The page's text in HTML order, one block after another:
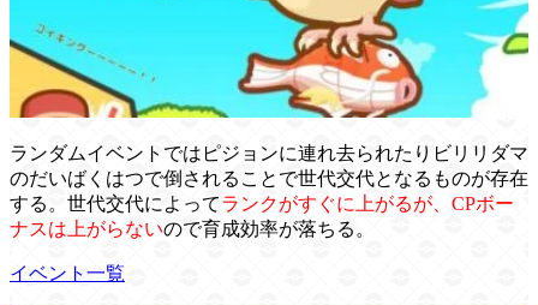
ランダムイベントではピジョンに連れ去られたりビリリダマ
のだいばくはつで倒されることで世代交代となるものが存在
する。世代交代によってランクがすぐに上がるが、CPボー
ナスは上がらないので育成効率が落ちる。
イベント一覧